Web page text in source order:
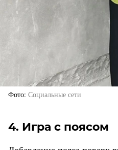
Фото Социальные сети
4. Игра с поясом